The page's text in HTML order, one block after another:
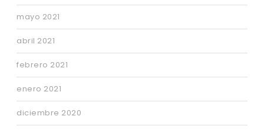
mayo 2021
abril 2021
febrero 2021
enero 2021
diciembre 2020